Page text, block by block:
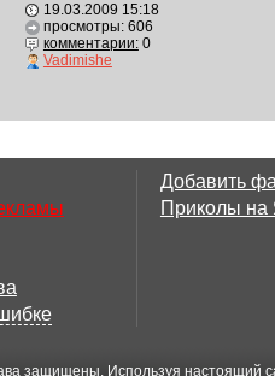
19.03.2009 15:18
просмотры: 606
комментарии:0
Vadimishe
Добавить
Приколы
защищены. Используя настоящий